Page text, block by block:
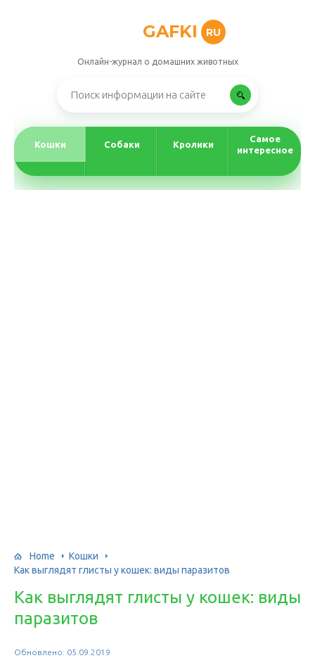
GAFKI RU
Онлайн-журнал о домашних животных
Кошки Собаки Кролики
Самое
интересное
Home
Кошки
Как выглядят глисты у кошек: виды паразитов
Как выглядят глисты у кошек: виды
паразитов
Обновлено: 05.09.2019